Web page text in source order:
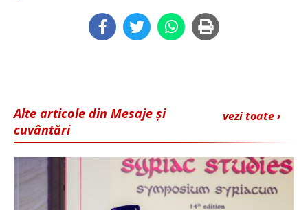
vezi toate ›
Alte articole din Mesaje și
cuvântări